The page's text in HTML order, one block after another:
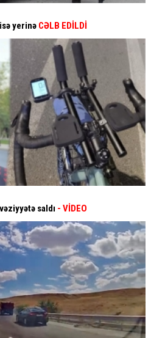
yerinə CƏLB EDİLDİ
saldı - VİDEO